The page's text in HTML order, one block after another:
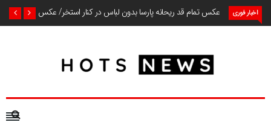
اخبار فوری عکس تمام قد ریحانه پارسا بدون لباس در کنار استخر/ عکس